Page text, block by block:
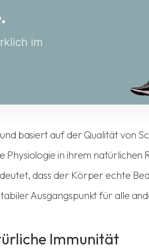
im
basiert auf der Qualität von
in ihrem
dass der Körper echte
Ausgangspunkt für alle
Immunität